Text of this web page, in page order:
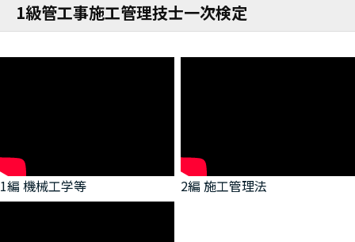
1級管工事施工管理技士一次検定
1編 機械工学等 2編 施工管理法